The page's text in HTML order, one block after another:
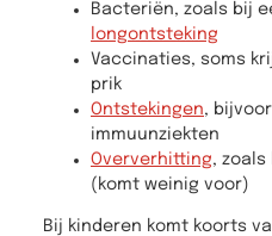
Bacteriën, zoals bij
longontsteking
Vaccinaties, soms
prik
Ontstekingen,
immuunziekten
Oververhitting,
(komt weinig voor)
Bij kinderen komt koorts